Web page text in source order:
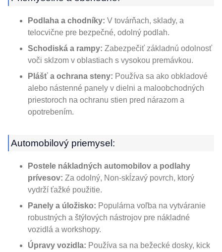
Podlaha a chodníky: V továrňach, sklady, a
telocvične pre bezpečné, odolný podlah.
Schodiská a rampy: Zabezpečiť základnú odolnosť
voči sklzom v oblastiach s vysokou premávkou.
Plášť a ochrana steny: Používa sa ako obkladové
alebo nástenné panely v dielni a maloobchodných
priestoroch na ochranu stien pred nárazom a
opotrebením.
Automobilový priemysel:
Postele nákladných automobilov a podlahy
prívesov: Za odolný, Non-skĺzavý povrch, ktorý
vydrží ťažké použitie.
Panely a úložisko: Populárna voľba na vytváranie
robustných a štýlových nástrojov pre nákladné
vozidlá a workshopy.
Úpravy vozidla: Používa sa na bežecké dosky, kick